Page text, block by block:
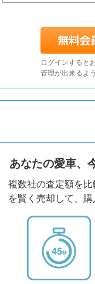
ログインすると
管理が出来るよ
あなたの愛車、
複数社の査定額を
を賢く売却して、